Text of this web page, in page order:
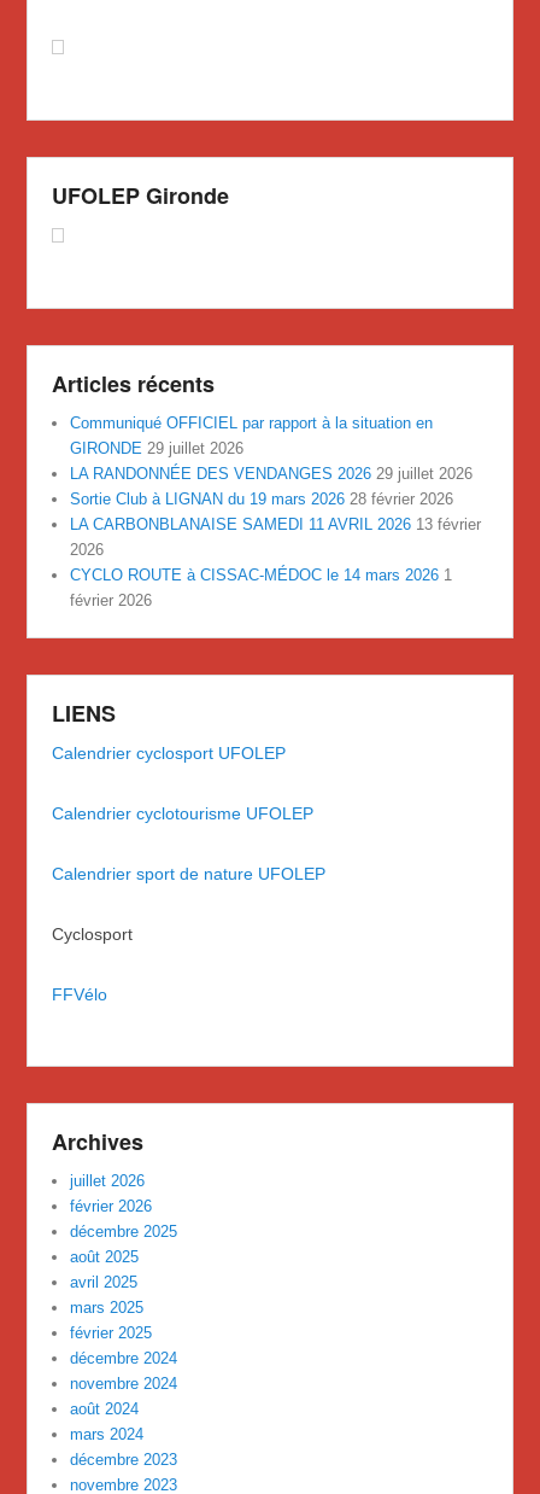
UFOLEP Gironde
Articles récents
Communiqué OFFICIEL par rapport à la situation en
GIRONDE 29 juillet 2026
LA RANDONNÉE DES VENDANGES 2026 29 juillet 2026
Sortie Club à LIGNAN du 19 mars 2026 28 février 2026
LA CARBONBLANAISE SAMEDI 11 AVRIL 2026 13 février
2026
CYCLO ROUTE à CISSAC-MÉDOC le 14 mars 2026 1
février 2026
LIENS
Calendrier cyclosport UFOLEP
Calendrier cyclotourisme UFOLEP
Calendrier sport de nature UFOLEP
Cyclosport
FFVélo
Archives
juillet 2026
février 2026
décembre 2025
août 2025
avril 2025
mars 2025
février 2025
décembre 2024
novembre 2024
août 2024
mars 2024
décembre 2023
novembre 2023